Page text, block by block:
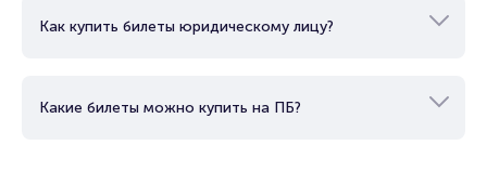
Как купить билеты юридическому лицу?
Какие билеты можно купить на ПБ?